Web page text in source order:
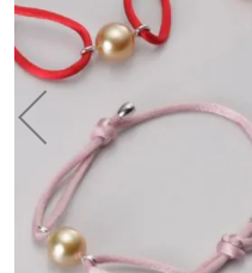
ラ
リ
ー
最
後